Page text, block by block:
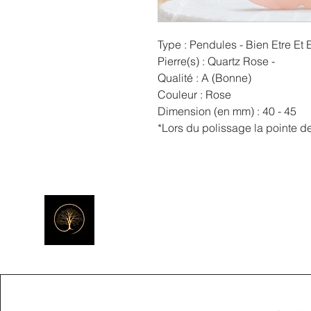
Type : Pendules - Bien Etre Et
Pierre(s) : Quartz Rose -
Qualité : A (Bonne)
Couleur : Rose
Dimension (en mm) : 40 - 45
*Lors du polissage la pointe